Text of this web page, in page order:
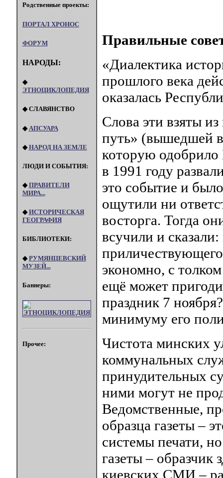
Родственные проекты:
ПОРТАЛ XPOHOC
ФОРУМ
НАРОДЫ:
◆
ЭТНОЦИКЛОПЕДИЯ
◆ СЛАВЯНСТВО
◆ АПСУАРА
◆НАРОД НА ЗЕМЛЕ
ЛЮДИ И СОБЫТИЯ:
◆ПРАВИТЕЛИ
МИРА...
◆ИСТОРИЧЕСКАЯ
ГЕОГРАФИЯ
БИБЛИОТЕКИ:
◆РУМЯНЦЕВСКИЙ
МУЗЕЙ...
Баннеры:
Прочее:
Правильные
«Диалектика
прошлого века
оказалась
Слова эти взяты
путь» (вышедшей
которую
в 1991 году
это событие и
ощутили ни
восторга. Тогда
всучили и
экономно, с
ещё может
праздник 7
минимуму его
Чистота минских
коммунальных
принудительных
ними могут не
Ведомственные,
образца газеты –
системы печати,
газеты – образчик
киевских СМИ –